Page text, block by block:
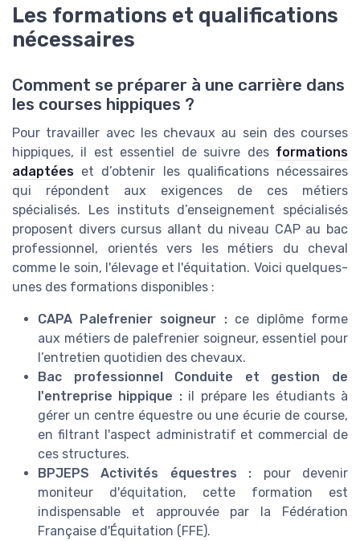
Les formations et qualifications
nécessaires
Comment se préparer à une carrière dans
les courses hippiques ?
Pour travailler avec les chevaux au sein des courses
hippiques, il est essentiel de suivre des formations
adaptées et d’obtenir les qualifications nécessaires
qui répondent aux exigences de ces métiers
spécialisés. Les instituts d’enseignement spécialisés
proposent divers cursus allant du niveau CAP au bac
professionnel, orientés vers les métiers du cheval
comme le soin, l'élevage et l'équitation. Voici quelques-
unes des formations disponibles :
CAPA Palefrenier soigneur :ce diplôme forme
aux métiers de palefrenier soigneur, essentiel pour
l’entretien quotidien des chevaux.
Bac professionnel Conduite et gestion de
l'entreprise hippique :il prépare les étudiants à
gérer un centre équestre ou une écurie de course,
en filtrant l'aspect administratif et commercial de
ces structures.
BPJEPS Activités équestres : pour devenir
moniteur d'équitation, cette formation est
indispensable et approuvée par la Fédération
Française d'Équitation (FFE).